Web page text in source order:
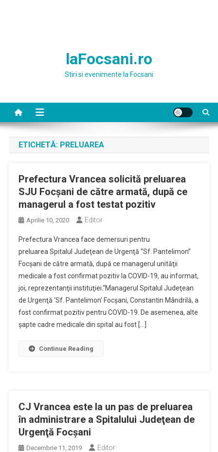
laFocsani.ro
Stiri si evenimente la Focsani
ETICHETĂ: PRELUAREA
Prefectura Vrancea solicită preluarea
SJU Focşani de către armată, după ce
managerul a fost testat pozitiv
Aprilie 10, 2020 Editor
Prefectura Vrancea face demersuri pentru
preluarea Spitalul Judeţean de Urgenţă “Sf. Pantelimon”
Focşani de către armată, după ce managerul unităţii
medicale a fost confirmat pozitiv la COVID-19, au informat,
joi, reprezentanţii instituţiei.“Managerul Spitalul Judeţean
de Urgenţă ‘Sf. Pantelimon’ Focşani, Constantin Mândrilă, a
fost confirmat pozitiv pentru COVID-19. De asemenea, alte
şapte cadre medicale din spital au fost […]
Continue Reading
CJ Vrancea este la un pas de preluarea
în administrare a Spitalului Judeţean de
Urgenţă Focşani
Decembrie 11, 2019 Editor